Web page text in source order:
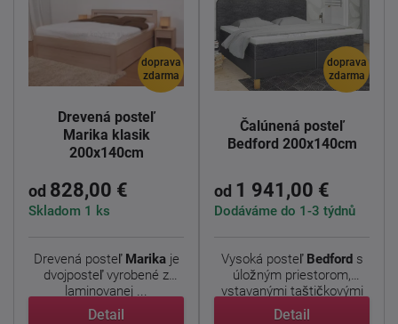
doprava
zdarma
Drevená posteľ
Marika klasik
200x140cm
od 828,00 €
Skladom 1 ks
Drevená posteľ Marikaje
dvojposteľ vyrobené z
laminovanej ...
Detail
doprava
zdarma
Čalúnená posteľ
Bedford 200x140cm
od 1 941,00 €
Dodáváme do 1-3 týdnů
Vysoká posteľ Bedfords
úložným priestorom,
vstavanými taštičkovými
...
Detail